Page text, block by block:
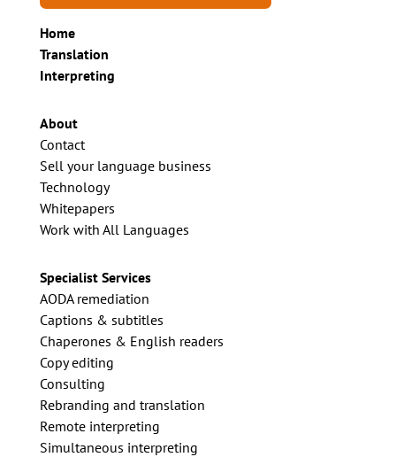
Home
Translation
Interpreting
About
Contact
Sell your language business
Technology
Whitepapers
Work with All Languages
Specialist Services
AODA remediation
Captions & subtitles
Chaperones & English readers
Copy editing
Consulting
Rebranding and translation
Remote interpreting
Simultaneous interpreting